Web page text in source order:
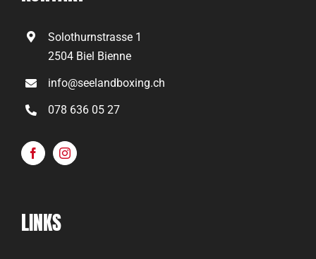
Solothurnstrasse 1
2504 Biel Bienne
info@seelandboxing.ch
078 636 05 27
LINKS